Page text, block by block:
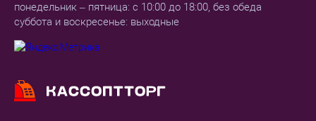
понедельник – пятница: с 10:00 до 18:00, без обеда
суббота и воскресенье: выходные